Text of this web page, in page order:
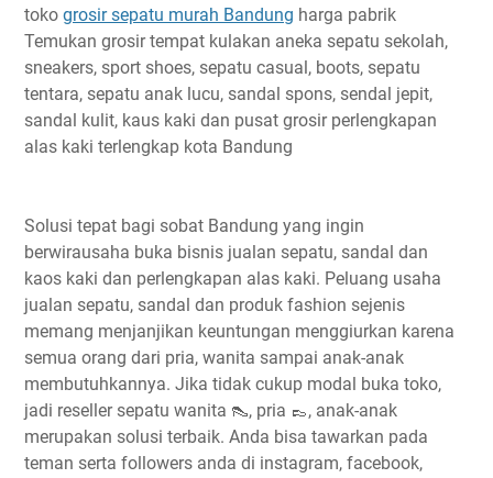
toko grosir sepatu murah Bandung harga pabrik
Temukan grosir tempat kulakan aneka sepatu sekolah,
sneakers, sport shoes, sepatu casual, boots, sepatu
tentara, sepatu anak lucu, sandal spons, sendal jepit,
sandal kulit, kaus kaki dan pusat grosir perlengkapan
alas kaki terlengkap kota Bandung
Solusi tepat bagi sobat Bandung yang ingin
berwirausaha buka bisnis jualan sepatu, sandal dan
kaos kaki dan perlengkapan alas kaki. Peluang usaha
jualan sepatu, sandal dan produk fashion sejenis
memang menjanjikan keuntungan menggiurkan karena
semua orang dari pria, wanita sampai anak-anak
membutuhkannya. Jika tidak cukup modal buka toko,
jadi reseller sepatu wanita 👠, pria 👞, anak-anak
merupakan solusi terbaik. Anda bisa tawarkan pada
teman serta followers anda di instagram, facebook,